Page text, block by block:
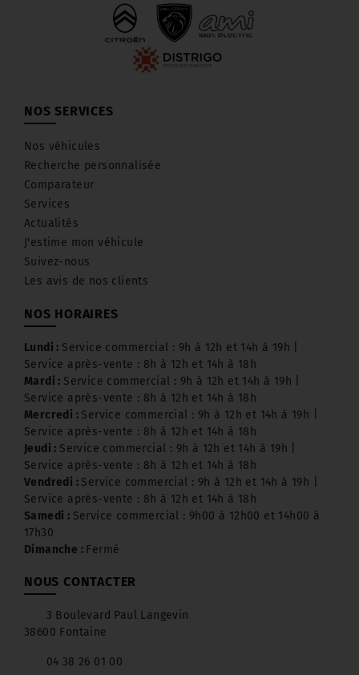
NOS SERVICES
Nos véhicules
Recherche personnalisée
Comparateur
Services
Actualités
J'estime mon véhicule
Suivez-nous
Les avis de nos clients
NOS HORAIRES
Lundi : Service commercial : 9h à 12h et 14h à 19h |
Service après-vente : 8h à 12h et 14h à 18h
Mardi : Service commercial : 9h à 12h et 14h à 19h |
Service après-vente : 8h à 12h et 14h à 18h
Mercredi : Service commercial : 9h à 12h et 14h à 19h |
Service après-vente : 8h à 12h et 14h à 18h
Jeudi : Service commercial : 9h à 12h et 14h à 19h |
Service après-vente : 8h à 12h et 14h à 18h
Vendredi : Service commercial : 9h à 12h et 14h à 19h |
Service après-vente : 8h à 12h et 14h à 18h
Samedi : Service commercial : 9h00 à 12h00 et 14h00 à
17h30
Dimanche : Fermé
NOUS CONTACTER
3 Boulevard Paul Langevin
38600 Fontaine
04 38 26 01 00